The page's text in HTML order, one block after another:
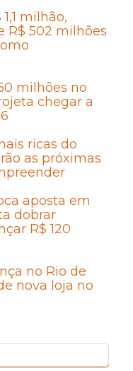
milhão,
R$ 502 milhões
milhões no
chegar a
ricas do
as próximas
aposta em
dobrar
R$ 120
no Rio de
nova loja no